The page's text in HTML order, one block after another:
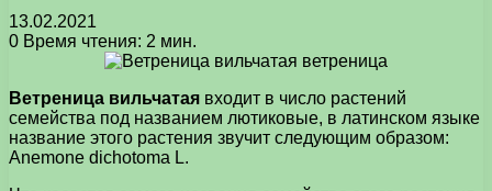
13.02.2021
0 Время чтения: 2 мин.
Ветреница вильчатая входит в число растений
семейства под названием лютиковые, в латинском языке
название этого растения звучит следующим образом:
Anemone dichotoma L.